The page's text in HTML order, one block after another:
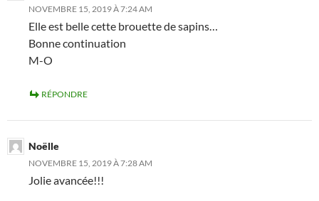
NOVEMBRE 15, 2019 À 7:24 AM
Elle est belle cette brouette de sapins…
Bonne continuation
M-O
RÉPONDRE
Noëlle
NOVEMBRE 15, 2019 À 7:28 AM
Jolie avancée!!!